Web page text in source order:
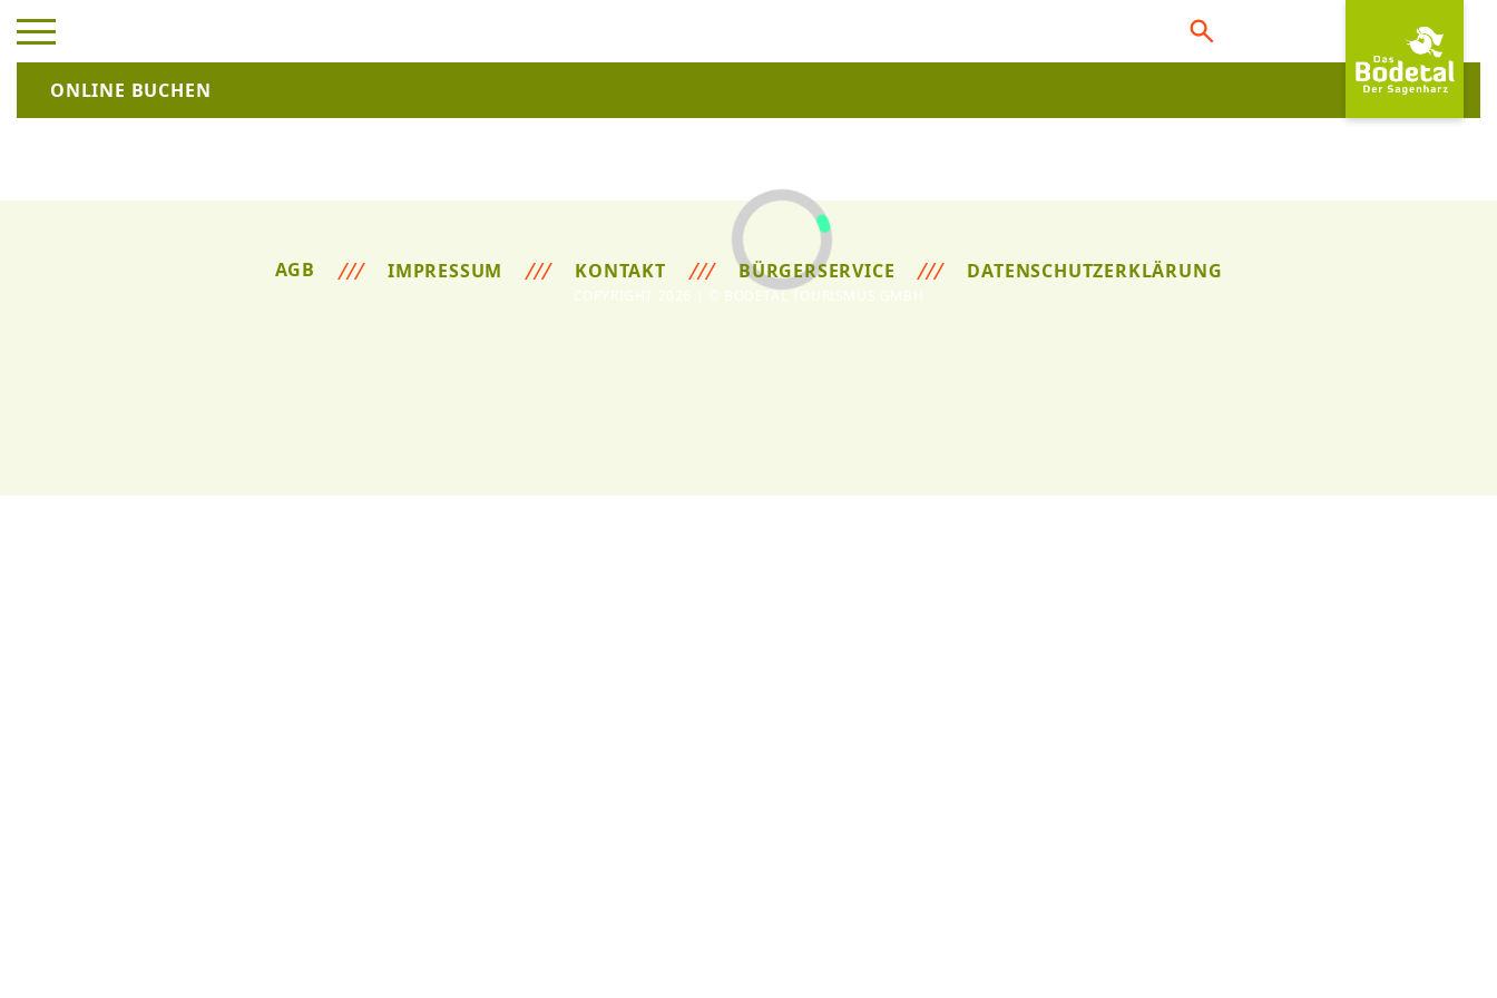
ONLINE BUCHEN
AGB IMPRESSUM KONTAKT BÜRGERSERVICE DATENSCHUTZERKLÄRUNG
COPYRIGHT 2026 | © BODETAL TOURISMUS GMBH